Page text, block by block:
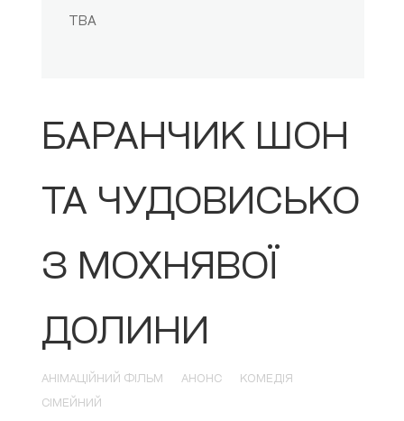
TBA
БАРАНЧИК ШОН
ТА ЧУДОВИСЬКО
З МОХНЯВОЇ
ДОЛИНИ
АНІМАЦІЙНИЙ ФІЛЬМ АНОНС КОМЕДІЯ
СІМЕЙНИЙ